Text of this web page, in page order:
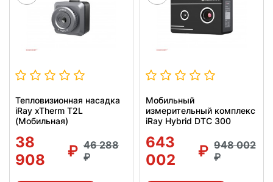
Тепловизионная насадка
iRay xTherm T2L
(Мобильная)
38
908
46 288
Мобильный
измерительный комплекс
iRay Hybrid DTC 300
643
002
948 002